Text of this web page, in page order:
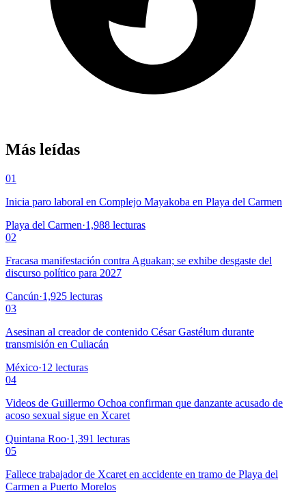
Más leídas
01
Inicia paro laboral en Complejo Mayakoba en Playa del Carmen
Playa del Carmen·1,988 lecturas
02
Fracasa manifestación contra Aguakan; se exhibe desgaste del
discurso político para 2027
Cancún·1,925 lecturas
03
Asesinan al creador de contenido César Gastélum durante
transmisión en Culiacán
México·12 lecturas
04
Videos de Guillermo Ochoa confirman que danzante acusado de
acoso sexual sigue en Xcaret
Quintana Roo·1,391 lecturas
05
Fallece trabajador de Xcaret en accidente en tramo de Playa del
Carmen a Puerto Morelos